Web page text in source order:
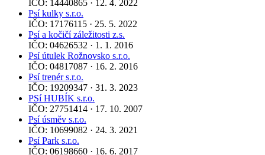
IČO: 14440865 · 12. 4. 2022
Psí kulky s.r.o.
IČO: 17176115 · 25. 5. 2022
Psí a kočičí záležitosti z.s.
IČO: 04626532 · 1. 1. 2016
Psí útulek Rožnovsko s.r.o.
IČO: 04817087 · 16. 2. 2016
Psí trenér s.r.o.
IČO: 19209347 · 31. 3. 2023
PSí HUBÍK s.r.o.
IČO: 27751414 · 17. 10. 2007
Psí úsměv s.r.o.
IČO: 10699082 · 24. 3. 2021
Psí Park s.r.o.
IČO: 06198660 · 16. 6. 2017